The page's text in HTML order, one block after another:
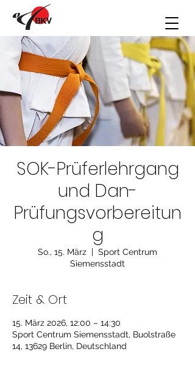
SOK-Prüferlehrgang
und Dan-
Prüfungsvorbereitun
g
So., 15. März
  |
Sport Centrum
Siemensstadt
Zeit & Ort
15. März 2026, 12:00 – 14:30
Sport Centrum Siemensstadt, Buolstraße
14, 13629 Berlin, Deutschland